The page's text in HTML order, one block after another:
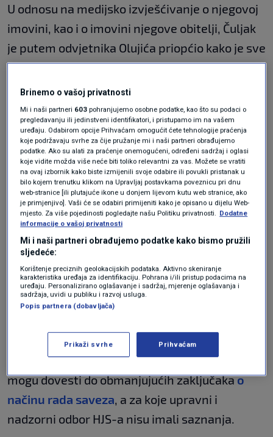
U odnosu na medijsko izvješćivanje o njegovoj
imovini, kao i o imovini njegove obitelji, Čuljak
je putem odvjetnika Olujića priopćio kako je sve
što on ili njegova obitelj posjeduju stečeno na
zakonit način.
Jandroković o aferama u skijaškom i
judo savezu: Žao mi je što se uz sport
vežu takve priče
VIJESTI|15. tra.
Uz to, Čuljak je naglasio da u potpunosti
podržava današnje priopćenje HJS-a u kojem
nepravilnoj potrošnji, uključujući kupnju vozila,
koja se pripisuje savezu za razdoblje od 2021.
do 2022. godine.
zaposlenika i selektivno izvještavanje medija
ne odražavaju u potpunosti činjenično stanje i
mogu dovesti do obmanjujućih zaključakao
načinu rada saveza , a za koje upravni i
nadzorni odbor HJS-a nisu imali saznanja.
Brinemo o vašoj privatnosti
Mi i naši partneri 603 pohranjujemo osobne podatke, kao što su podaci o
pregledavanju ili jedinstveni identifikatori, i pristupamo im na vašem
uređaju. Odabirom opcije Prihvaćam omogućit ćete tehnologije praćenja
koje podržavaju svrhe za čije pružanje mi i naši partneri obrađujemo
podatke. Ako su alati za praćenje onemogućeni, određeni sadržaj i oglasi
koje vidite možda više neće biti toliko relevantni za vas. Možete se vratiti
na ovaj izbornik kako biste izmijenili svoje odabire ili povukli pristanak u
bilo kojem trenutku klikom na Upravljaj postavkama poveznicu pri dnu
web-stranice [ili plutajuće ikone u donjem lijevom kutu web stranice, ako
je primjenjivo]. Vaši će se odabiri primijeniti kako je opisano u dijelu Web-
mjesto. Za više pojedinosti pogledajte našu Politiku privatnosti. Dodatne
informacije o vašoj privatnosti
Mi i naši partneri obrađujemo podatke kako bismo pružili
sljedeće:
Korištenje preciznih geolokacijskih podataka. Aktivno skeniranje
karakteristika uređaja za identifikaciju. Pohrana i/ili pristup podacima na
uređaju. Personalizirano oglašavanje i sadržaj, mjerenje oglašavanja i
sadržaja, uvidi u publiku i razvoj usluga.
Popis partnera (dobavljača)
Prikaži svrhe Prihvaćam